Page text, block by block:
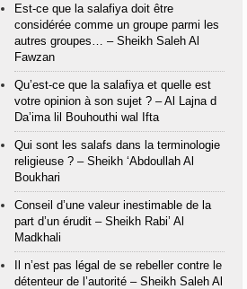
Est-ce que la salafiya doit être
considérée comme un groupe parmi les
autres groupes… – Sheikh Saleh Al
Fawzan
Qu’est-ce que la salafiya et quelle est
votre opinion à son sujet ? – Al Lajna d
Da’ima lil Bouhouthi wal Ifta
Qui sont les salafs dans la terminologie
religieuse ? – Sheikh ‘Abdoullah Al
Boukhari
Conseil d’une valeur inestimable de la
part d’un érudit – Sheikh Rabi’ Al
Madkhali
Il n’est pas légal de se rebeller contre le
détenteur de l’autorité – Sheikh Saleh Al